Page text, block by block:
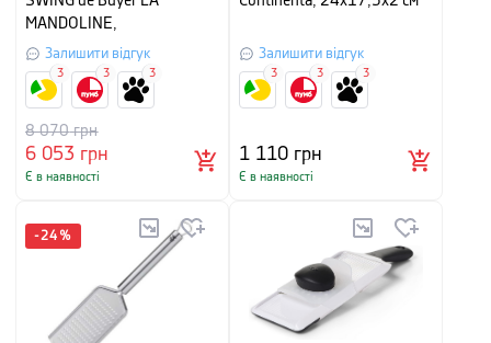
MANDOLINE,
44,5x19,5x15 см, чорний
Залишити відгук
6 053 грн
8 070грн
Є в наявності
3 3 3
Залишити відгук
1 110 грн
Є в наявності
3 3 3
-24 %